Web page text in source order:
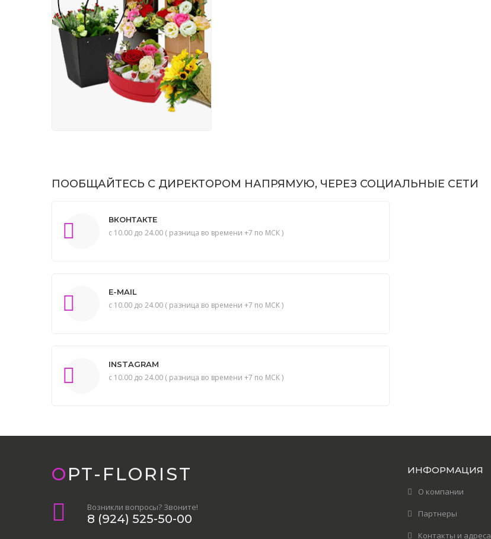
ПООБЩАЙТЕСЬ С ДИРЕКТОРОМ НАПРЯМУЮ, ЧЕРЕЗ СОЦИАЛЬНЫЕ СЕТИ
ВКОНТАКТЕ
с 10.00 до 24.00 ( разница во времени +7 по МСК )
E-MAIL
с 10.00 до 24.00 ( разница во времени +7 по МСК )
INSTAGRAM
с 10.00 до 24.00 ( разница во времени +7 по МСК )
OPT-FLORIST
Возникли вопросы? Звоните!
8 (924) 525-50-00
ИНФОРМАЦИЯ
О компании
Партнеры
Контакты и адреса